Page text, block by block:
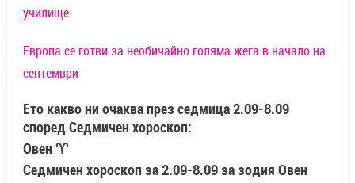
училище
Европа се готви за необичайно голяма жега в начало на
септември
Ето какво ни очаква през седмица 2.09-8.09
според Седмичен хороскоп:
Овен ♈
Седмичен хороскоп за 2.09-8.09 за зодия Овен